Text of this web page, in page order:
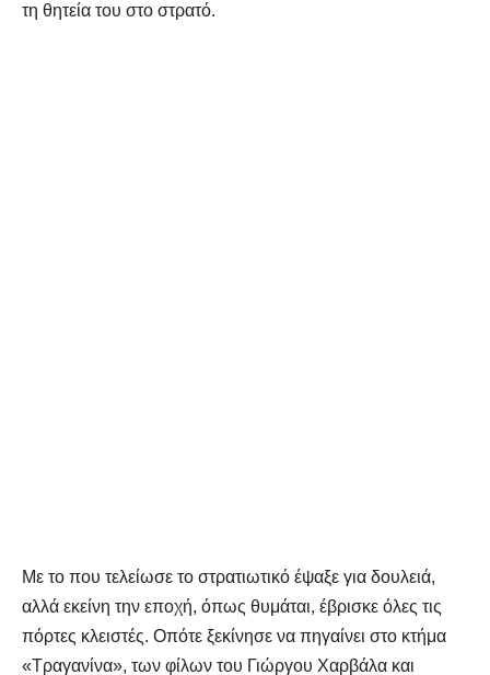
τη θητεία του στο στρατό.
Με το που τελείωσε το στρατιωτικό έψαξε για δουλειά,
αλλά εκείνη την εποχή, όπως θυμάται, έβρισκε όλες τις
πόρτες κλειστές. Οπότε ξεκίνησε να πηγαίνει στο κτήμα
«Τραγανίνα», των φίλων του Γιώργου Χαρβάλα και